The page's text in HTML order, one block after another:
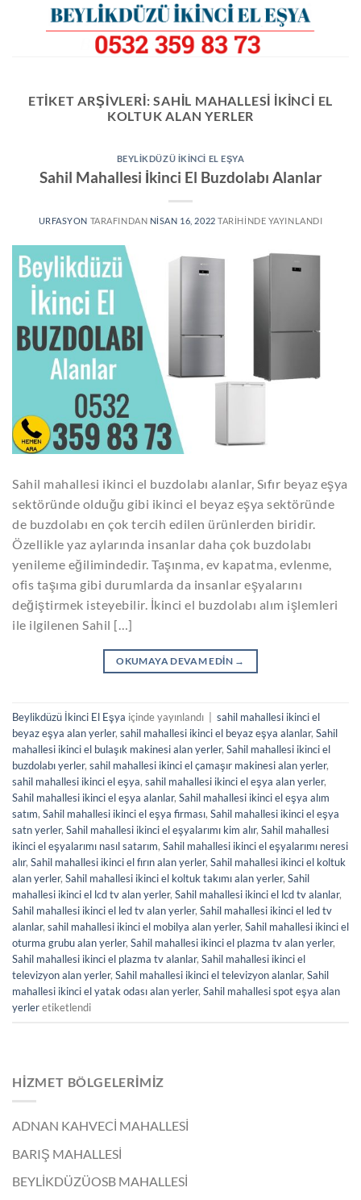
ETIKET ARŞIVLERI:SAHIL MAHALLESI IKINCI EL
KOLTUK ALAN YERLER
BEYLIKDÜZÜ İKINCI EL EŞYA
Sahil Mahallesi İkinci El Buzdolabı Alanlar
URFASYON TARAFINDAN NISAN 16, 2022 TARIHINDE YAYINLANDI
Sahil mahallesi ikinci el buzdolabı alanlar, Sıfır beyaz eşya
sektöründe olduğu gibi ikinci el beyaz eşya sektöründe
de buzdolabı en çok tercih edilen ürünlerden biridir.
Özellikle yaz aylarında insanlar daha çok buzdolabı
yenileme eğilimindedir. Taşınma, ev kapatma, evlenme,
ofis taşıma gibi durumlarda da insanlar eşyalarını
değiştirmek isteyebilir. İkinci el buzdolabı alım işlemleri
ile ilgilenen Sahil […]
OKUMAYA DEVAM EDIN →
Beylikdüzü İkinci El Eşya içinde yayınlandı
sahil mahallesi ikinci el
beyaz eşya alan yerler, sahil mahallesi ikinci el beyaz eşya alanlar, Sahil
mahallesi ikinci el bulaşık makinesi alan yerler, Sahil mahallesi ikinci el
buzdolabı yerler, sahil mahallesi ikinci el çamaşır makinesi alan yerler,
sahil mahallesi ikinci el eşya, sahil mahallesi ikinci el eşya alan yerler,
Sahil mahallesi ikinci el eşya alanlar, Sahil mahallesi ikinci el eşya alım
satım, Sahil mahallesi ikinci el eşya firması, Sahil mahallesi ikinci el eşya
satn yerler, Sahil mahallesi ikinci el eşyalarımı kim alır, Sahil mahallesi
ikinci el eşyalarımı nasıl satarım, Sahil mahallesi ikinci el eşyalarımı neresi
alır, Sahil mahallesi ikinci el fırın alan yerler, Sahil mahallesi ikinci el koltuk
alan yerler, Sahil mahallesi ikinci el koltuk takımı alan yerler, Sahil
mahallesi ikinci el lcd tv alan yerler, Sahil mahallesi ikinci el lcd tv alanlar,
Sahil mahallesi ikinci el led tv alan yerler, Sahil mahallesi ikinci el led tv
alanlar, sahil mahallesi ikinci el mobilya alan yerler, Sahil mahallesi ikinci el
oturma grubu alan yerler, Sahil mahallesi ikinci el plazma tv alan yerler,
Sahil mahallesi ikinci el plazma tv alanlar, Sahil mahallesi ikinci el
televizyon alan yerler, Sahil mahallesi ikinci el televizyon alanlar, Sahil
mahallesi ikinci el yatak odası alan yerler, Sahil mahallesi spot eşya alan
yerleretiketlendi
HIZMET BÖLGELERIMIZ
ADNAN KAHVECİ MAHALLESİ
BARIŞ MAHALLESİ
BEYLİKDÜZÜOSB MAHALLESİ